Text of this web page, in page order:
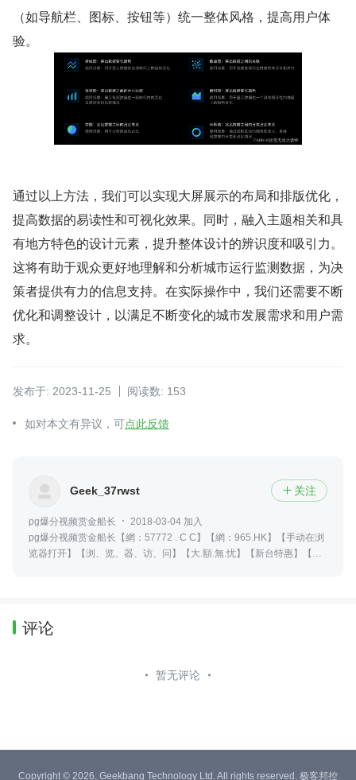
（如导航栏、图标、按钮等）统一整体风格，提高用户体
验。
通过以上方法，我们可以实现大屏展示的布局和排版优化，
提高数据的易读性和可视化效果。同时，融入主题相关和具
有地方特色的设计元素，提升整体设计的辨识度和吸引力。
这将有助于观众更好地理解和分析城市运行监测数据，为决
策者提供有力的信息支持。在实际操作中，我们还需要不断
优化和调整设计，以满足不断变化的城市发展需求和用户需
求。
发布于: 2023-11-25 阅读数: 153
如对本文有异议，可点此反馈
Geek_37rwst  关注
pg爆分视频赏金船长
2018-03-04 加入
pg爆分视频赏金船长【網：57772 . C C】【網：965.HK】【手动在浏
览器打开】【浏、览、器、访、问】【大.額.無.忧】【新台特惠】【全
评论
暂无评论
Copyright © 2026, Geekbang Technology Ltd. All rights reserved. 极客邦控